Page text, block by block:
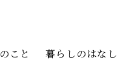
こと 暮らしのはなし